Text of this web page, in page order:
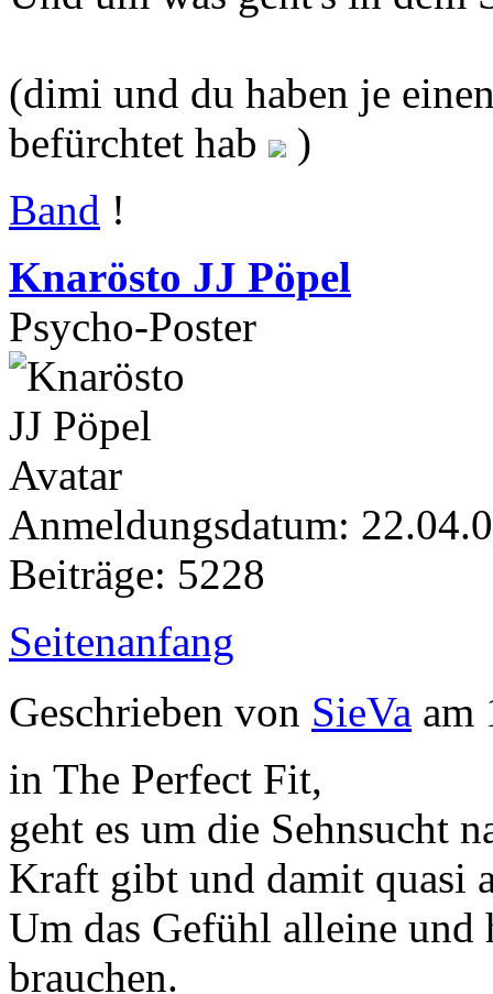
(dimi und du haben je
befürchtet hab
)
Band !
Knarösto JJ Pöpel
Psycho-Poster
Anmeldungsdatum:
Beiträge: 5228
Seitenanfang
Geschrieben von SieVa am
in The Perfect Fit,
geht es um die Sehnsucht
Kraft gibt und damit quasi
Um das Gefühl alleine
brauchen.